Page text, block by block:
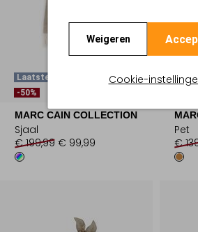
Weigeren
Cookie-
Laatste Maten
-50%
MARC CAIN COLLECTION
Sjaal
€ 199,99 € 99,99
Pet
€